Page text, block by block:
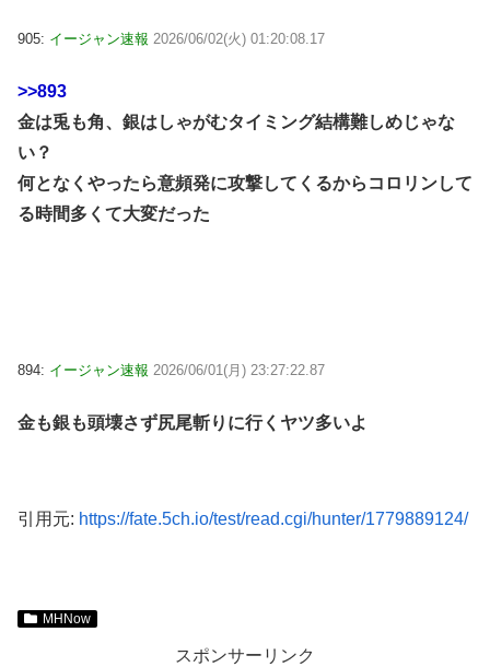
905: イージャン速報 2026/06/02(火) 01:20:08.17
>>893
金は兎も角、銀はしゃがむタイミング結構難しめじゃな
い？
何となくやったら意頻発に攻撃してくるからコロリンして
る時間多くて大変だった
894: イージャン速報 2026/06/01(月) 23:27:22.87
金も銀も頭壊さず尻尾斬りに行くヤツ多いよ
引用元: https://fate.5ch.io/test/read.cgi/hunter/1779889124/
MHNow
スポンサーリンク